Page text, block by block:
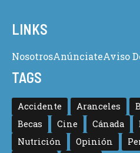
LINKS
NosotrosAnúnciateAviso
TAGS
Accidente Aranceles
Becas
Cine Cánada
Nutrición
Opinión